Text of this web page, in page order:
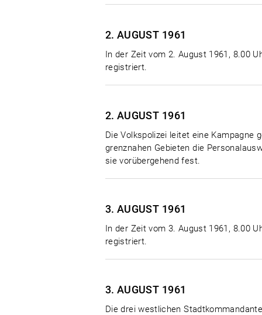
2. AUGUST 1961
In der Zeit vom 2. August 1961, 8.00
registriert.
2. AUGUST 1961
Die Volkspolizei leitet eine Kampagne
grenznahen Gebieten die
sie vorübergehend fest.
3. AUGUST 1961
In der Zeit vom 3. August 1961, 8.00
registriert.
3. AUGUST 1961
Die drei westlichen